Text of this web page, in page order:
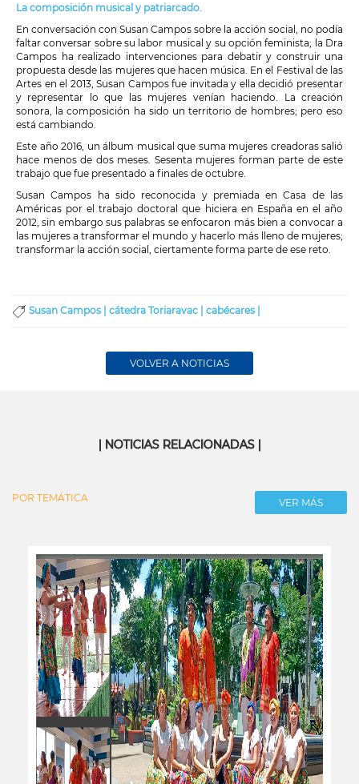
La composición musical y patriarcado.
En conversación con Susan Campos sobre la acción social, no podía
faltar conversar sobre su labor musical y su opción feminista; la Dra
Campos ha realizado intervenciones para debatir y construir una
propuesta desde las mujeres que hacen música. En el Festival de las
Artes en el 2013, Susan Campos fue invitada y ella decidió presentar
y representar lo que las mujeres venían haciendo. La creación
sonora, la composición ha sido un territorio de hombres; pero eso
está cambiando.
Este año 2016, un álbum musical que suma mujeres creadoras salió
hace menos de dos meses. Sesenta mujeres forman parte de este
trabajo que fue presentado a finales de octubre.
Susan Campos ha sido reconocida y premiada en Casa de las
Américas por el trabajo doctoral que hiciera en España en el año
2012, sin embargo sus palabras se enfocaron más bien a convocar a
las mujeres a transformar el mundo y hacerlo más lleno de mujeres;
transformar la acción social, ciertamente forma parte de ese reto.
Susan Campos | cátedra Toriaravac | cabécares |
VOLVER A NOTICIAS
| NOTICIAS RELACIONADAS |
POR TEMÁTICA VER MÁS